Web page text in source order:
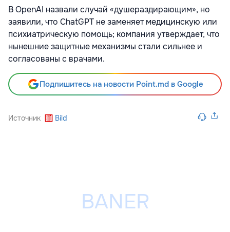
В OpenAI назвали случай «душераздирающим», но
заявили, что ChatGPT не заменяет медицинскую или
психиатрическую помощь; компания утверждает, что
нынешние защитные механизмы стали сильнее и
согласованы с врачами.
Подпишитесь на новости Point.md в Google
Источник Bild